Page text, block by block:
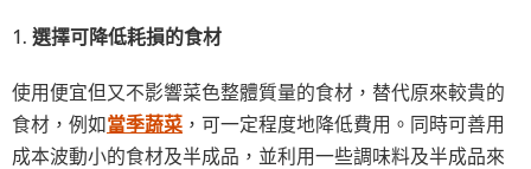
1. 選擇可降低耗損的食材
使用便宜但又不影響菜色整體質量的食材，替代原來較貴的
食材，例如當季蔬菜 ，可一定程度地降低費用。同時可善用
成本波動小的食材及半成品，並利用一些調味料及半成品來